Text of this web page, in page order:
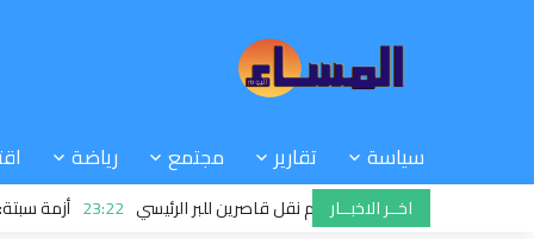
سياسة تقارير مجتمع رياضة
اخــر الاخبــار 23:22 أزمة سبتة: